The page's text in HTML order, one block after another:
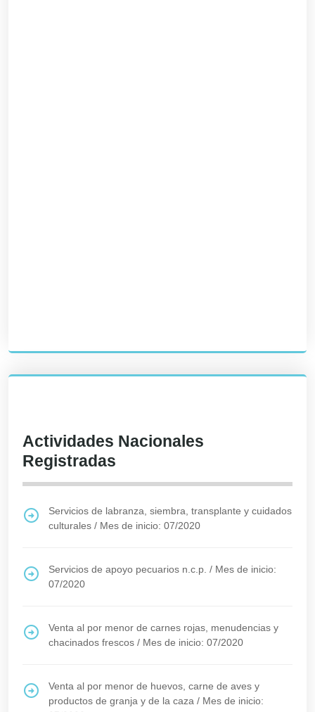
Actividades Nacionales
Registradas
Servicios de labranza, siembra, transplante y cuidados
culturales / Mes de inicio: 07/2020
Servicios de apoyo pecuarios n.c.p. / Mes de inicio:
07/2020
Venta al por menor de carnes rojas, menudencias y
chacinados frescos / Mes de inicio: 07/2020
Venta al por menor de huevos, carne de aves y
productos de granja y de la caza / Mes de inicio: